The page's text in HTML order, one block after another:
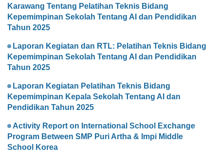
Karawang Tentang Pelatihan Teknis Bidang
Kepemimpinan Sekolah Tentang AI dan Pendidikan
Tahun 2025
Laporan Kegiatan dan RTL: Pelatihan Teknis Bidang
Kepemimpinan Sekolah Tentang AI dan Pendidikan
Tahun 2025
Laporan Kegiatan Pelatihan Teknis Bidang
Kepemimpinan Kepala Sekolah Tentang AI dan
Pendidikan Tahun 2025
Activity Report on International School Exchange
Program Between SMP Puri Artha & Impi Middle
School Korea